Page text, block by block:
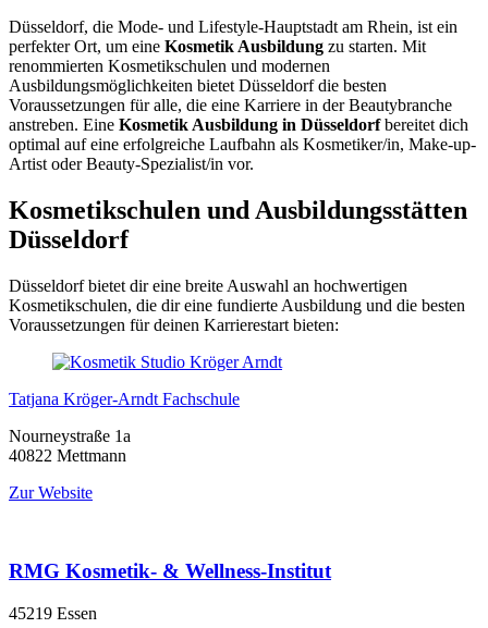
Düsseldorf, die Mode- und Lifestyle-Hauptstadt am Rhein, ist ein
perfekter Ort, um eine Kosmetik Ausbildung zu starten. Mit
renommierten Kosmetikschulen und modernen
Ausbildungsmöglichkeiten bietet Düsseldorf die besten
Voraussetzungen für alle, die eine Karriere in der Beautybranche
anstreben. Eine Kosmetik Ausbildung in Düsseldorfbereitet dich
optimal auf eine erfolgreiche Laufbahn als Kosmetiker/in, Make-up-
Artist oder Beauty-Spezialist/in vor.
Kosmetikschulen und Ausbildungsstätten
Düsseldorf
Düsseldorf bietet dir eine breite Auswahl an hochwertigen
Kosmetikschulen, die dir eine fundierte Ausbildung und die besten
Voraussetzungen für deinen Karrierestart bieten:
Tatjana Kröger-Arndt Fachschule
Nourneystraße 1a
40822 Mettmann
Zur Website
RMG Kosmetik- & Wellness-Institut
45219 Essen